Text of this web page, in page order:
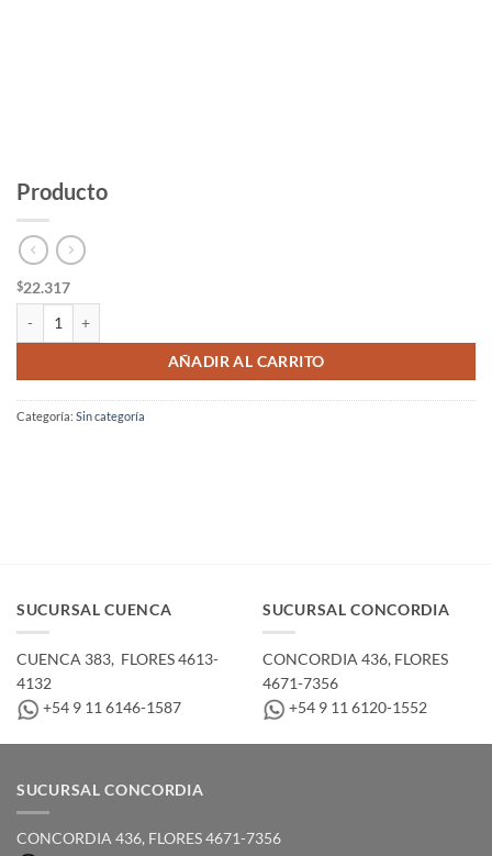
Producto
$22.317
AÑADIR AL CARRITO
Categoría: Sin categoría
SUCURSAL CUENCA
CUENCA 383, ­ FLORES 4613-
4132
+54 9 11 6146-1587
SUCURSAL CONCORDIA
CONCORDIA 436,­ FLORES
4671-7356
+54 9 11 6120-1552
SUCURSAL CONCORDIA
CONCORDIA 436,­ FLORES 4671-7356